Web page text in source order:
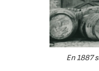
En 1887